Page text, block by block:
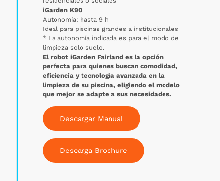
iGarden K90
Autonomía: hasta 9 h
Ideal para piscinas grandes a institucionales
* La autonomía indicada es para el modo de
limpieza solo suelo.
El robot iGarden Fairland es la opción
perfecta para quienes buscan comodidad,
eficiencia y tecnología avanzada en la
limpieza de su piscina, eligiendo el modelo
que mejor se adapte a sus necesidades.
Descargar Manual
Descarga Broshure